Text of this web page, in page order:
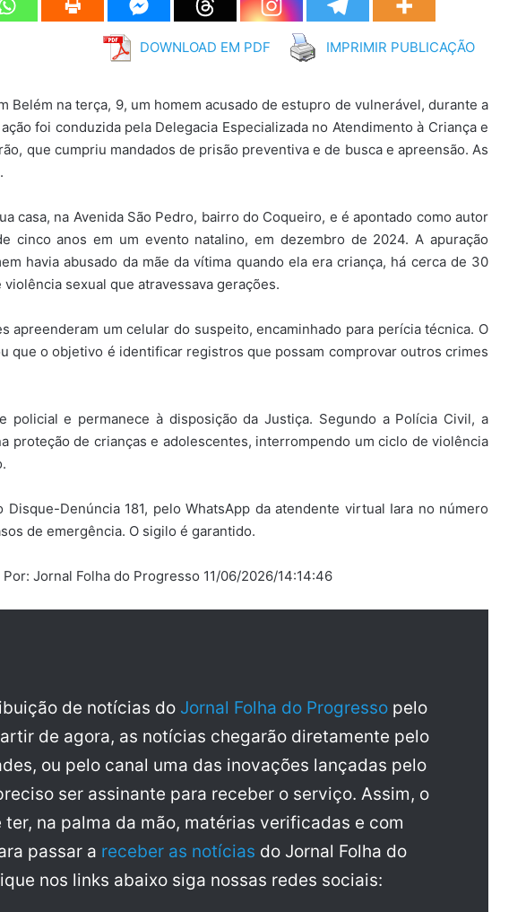
DOWNLOAD EM PDF IMPRIMIR PUBLICAÇÃO
Belém na terça, 9, um homem acusado de estupro de vulnerável, durante a
foi conduzida pela Delegacia Especializada no Atendimento à Criança e
que cumpriu mandados de prisão preventiva e de busca e apreensão. As
casa, na Avenida São Pedro, bairro do Coqueiro, e é apontado como autor
cinco anos em um evento natalino, em dezembro de 2024. A apuração
havia abusado da mãe da vítima quando ela era criança, há cerca de 30
sexual que atravessava gerações.
apreenderam um celular do suspeito, encaminhado para perícia técnica. O
que o objetivo é identificar registros que possam comprovar outros crimes
policial e permanece à disposição da Justiça. Segundo a Polícia Civil, a
proteção de crianças e adolescentes, interrompendo um ciclo de violência
Denúncia 181, pelo WhatsApp da atendente virtual Iara no número
de emergência. O sigilo é garantido.
Jornal Folha do Progresso 11/06/2026/14:14:46
de notícias do Jornal Folha do Progresso pelo
de agora, as notícias chegarão diretamente pelo
ou pelo canal uma das inovações lançadas pelo
ser assinante para receber o serviço. Assim, o
na palma da mão, matérias verificadas e com
passar a receber as notícias do Jornal Folha do
nos links abaixo siga nossas redes sociais: